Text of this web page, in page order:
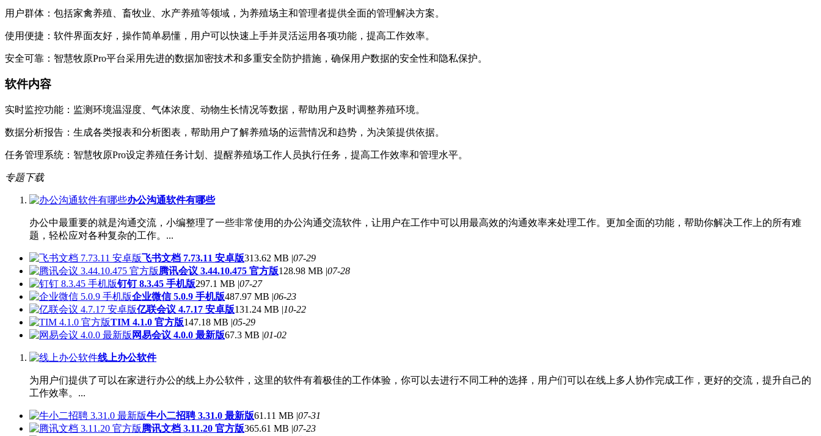
用户群体：包括家禽养殖、畜牧业、水产养殖等领域，为养殖场主和管理者提供全面的管理解决方案。
使用便捷：软件界面友好，操作简单易懂，用户可以快速上手并灵活运用各项功能，提高工作效率。
安全可靠：智慧牧原Pro平台采用先进的数据加密技术和多重安全防护措施，确保用户数据的安全性和隐私保护。
软件内容
实时监控功能：监测环境温湿度、气体浓度、动物生长情况等数据，帮助用户及时调整养殖环境。
数据分析报告：生成各类报表和分析图表，帮助用户了解养殖场的运营情况和趋势，为决策提供依据。
任务管理系统：智慧牧原Pro设定养殖任务计划、提醒养殖场工作人员执行任务，提高工作效率和管理水平。
专题下载
办公沟通软件有哪些
办公中最重要的就是沟通交流，小编整理了一些非常使用的办公沟通交流软件，让用户在工作中可以用最高效的沟通效率来处理工作。更加全面的功能，帮助你解决工作上的所有难
题，轻松应对各种复杂的工作。...
飞书文档 7.73.11 安卓版313.62 MB |07-29
腾讯会议 3.44.10.475 官方版128.98 MB |07-28
钉钉 8.3.45 手机版297.1 MB |07-27
企业微信 5.0.9 手机版487.97 MB |06-23
亿联会议 4.7.17 安卓版131.24 MB |10-22
TIM 4.1.0 官方版147.18 MB |05-29
网易会议 4.0.0 最新版67.3 MB |01-02
线上办公软件
为用户们提供了可以在家进行办公的线上办公软件，这里的软件有着极佳的工作体验，你可以去进行不同工种的选择，用户们可以在线上多人协作完成工作，更好的交流，提升自己的
工作效率。...
牛小二招聘 3.31.0 最新版61.11 MB |07-31
腾讯文档 3.11.20 官方版365.61 MB |07-23